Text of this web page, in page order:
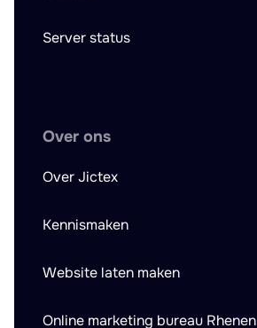
Server status
Over ons
Over Jictex
Kennismaken
Website laten maken
Online marketing bureau Rhenen